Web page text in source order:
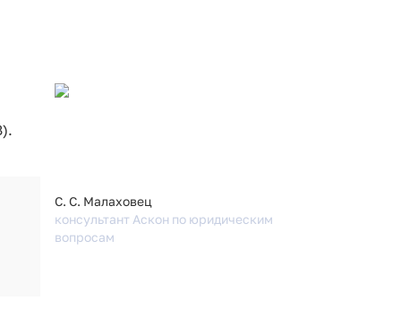
С. С. Малаховец
консультант Аскон по юридическим
вопросам